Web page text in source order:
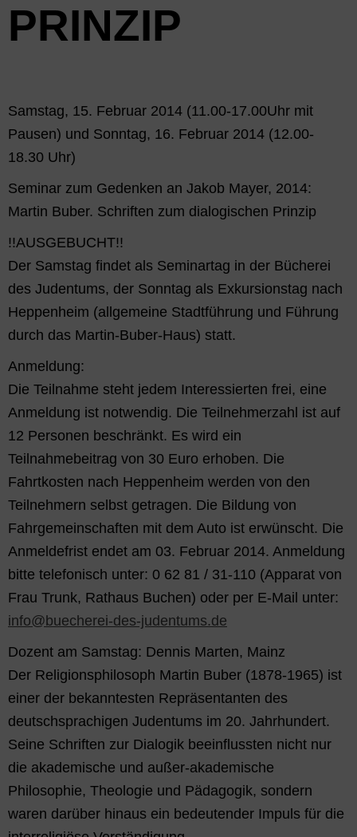
PRINZIP
Samstag, 15. Februar 2014 (11.00-17.00Uhr mit
Pausen) und Sonntag, 16. Februar 2014 (12.00-
18.30 Uhr)
Seminar zum Gedenken an Jakob Mayer, 2014:
Martin Buber. Schriften zum dialogischen Prinzip
!!AUSGEBUCHT!!
Der Samstag findet als Seminartag in der Bücherei
des Judentums, der Sonntag als Exkursionstag nach
Heppenheim (allgemeine Stadtführung und Führung
durch das Martin-Buber-Haus) statt.
Anmeldung:
Die Teilnahme steht jedem Interessierten frei, eine
Anmeldung ist notwendig. Die Teilnehmerzahl ist auf
12 Personen beschränkt. Es wird ein
Teilnahmebeitrag von 30 Euro erhoben. Die
Fahrtkosten nach Heppenheim werden von den
Teilnehmern selbst getragen. Die Bildung von
Fahrgemeinschaften mit dem Auto ist erwünscht. Die
Anmeldefrist endet am 03. Februar 2014. Anmeldung
bitte telefonisch unter: 0 62 81 / 31-110 (Apparat von
Frau Trunk, Rathaus Buchen) oder per E-Mail unter:
info@buecherei-des-judentums.de
Dozent am Samstag: Dennis Marten, Mainz
Der Religionsphilosoph Martin Buber (1878-1965) ist
einer der bekanntesten Repräsentanten des
deutschsprachigen Judentums im 20. Jahrhundert.
Seine Schriften zur Dialogik beeinflussten nicht nur
die akademische und außer-akademische
Philosophie, Theologie und Pädagogik, sondern
waren darüber hinaus ein bedeutender Impuls für die